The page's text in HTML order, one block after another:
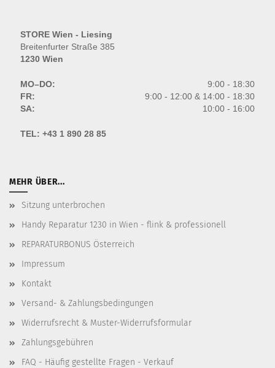
STORE Wien - Liesing
Breitenfurter Straße 385
1230 Wien
MO–DO:
9:00 - 18:30
FR:
9:00 - 12:00 & 14:00 - 18:30
SA:
10:00 - 16:00
TEL: +43 1 890 28 85
MEHR ÜBER...
Sitzung unterbrochen
Handy Reparatur 1230 in Wien - flink & professionell
REPARATURBONUS Österreich
Impressum
Kontakt
Versand- & Zahlungsbedingungen
Widerrufsrecht & Muster-Widerrufsformular
Zahlungsgebühren
FAQ - Häufig gestellte Fragen - Verkauf